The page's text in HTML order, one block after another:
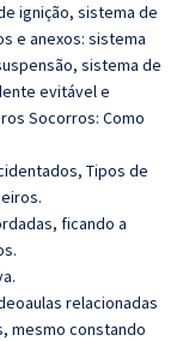
ignição, sistema de
e anexos: sistema
sistema de
evitável e
Socorros: Como
Tipos de
ficando a
relacionadas
mesmo constando